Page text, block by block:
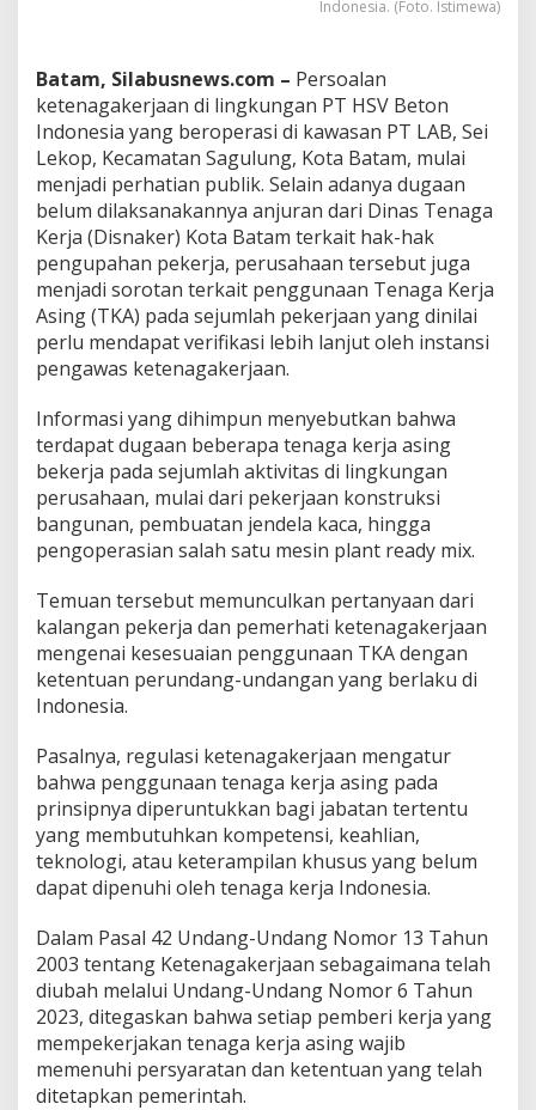
n
H
a
k
P
e
k
e
j
a
d
i
P
T
S
V
a
d
P
r
h
a
t
i
Indonesia. (Foto. Istimewa)
Batam, Silabusnews.com – Persoalan
ketenagakerjaan di lingkungan PT HSV Beton
Indonesia yang beroperasi di kawasan PT LAB, Sei
Lekop, Kecamatan Sagulung, Kota Batam, mulai
menjadi perhatian publik. Selain adanya dugaan
belum dilaksanakannya anjuran dari Dinas Tenaga
Kerja (Disnaker) Kota Batam terkait hak-hak
pengupahan pekerja, perusahaan tersebut juga
menjadi sorotan terkait penggunaan Tenaga Kerja
Asing (TKA) pada sejumlah pekerjaan yang dinilai
perlu mendapat verifikasi lebih lanjut oleh instansi
pengawas ketenagakerjaan.
Informasi yang dihimpun menyebutkan bahwa
terdapat dugaan beberapa tenaga kerja asing
bekerja pada sejumlah aktivitas di lingkungan
perusahaan, mulai dari pekerjaan konstruksi
bangunan, pembuatan jendela kaca, hingga
pengoperasian salah satu mesin plant ready mix.
Temuan tersebut memunculkan pertanyaan dari
kalangan pekerja dan pemerhati ketenagakerjaan
mengenai kesesuaian penggunaan TKA dengan
ketentuan perundang-undangan yang berlaku di
Indonesia.
Pasalnya, regulasi ketenagakerjaan mengatur
bahwa penggunaan tenaga kerja asing pada
prinsipnya diperuntukkan bagi jabatan tertentu
yang membutuhkan kompetensi, keahlian,
teknologi, atau keterampilan khusus yang belum
dapat dipenuhi oleh tenaga kerja Indonesia.
Dalam Pasal 42 Undang-Undang Nomor 13 Tahun
2003 tentang Ketenagakerjaan sebagaimana telah
diubah melalui Undang-Undang Nomor 6 Tahun
2023, ditegaskan bahwa setiap pemberi kerja yang
mempekerjakan tenaga kerja asing wajib
memenuhi persyaratan dan ketentuan yang telah
ditetapkan pemerintah.